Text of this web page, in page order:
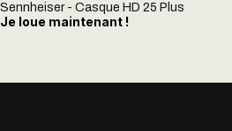
Sennheiser - Casque HD 25 Plus
Je loue maintenant !